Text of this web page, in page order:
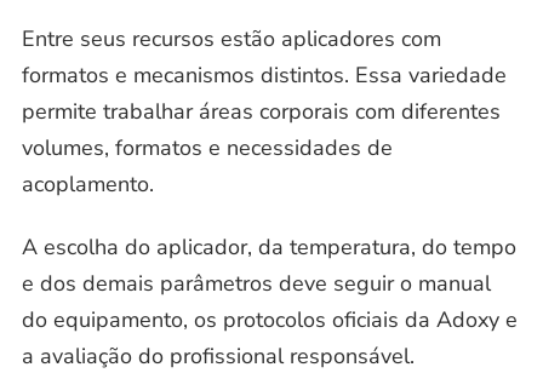
Entre seus recursos estão aplicadores com
formatos e mecanismos distintos. Essa variedade
permite trabalhar áreas corporais com diferentes
volumes, formatos e necessidades de
acoplamento.
A escolha do aplicador, da temperatura, do tempo
e dos demais parâmetros deve seguir o manual
do equipamento, os protocolos oficiais da Adoxy e
a avaliação do profissional responsável.